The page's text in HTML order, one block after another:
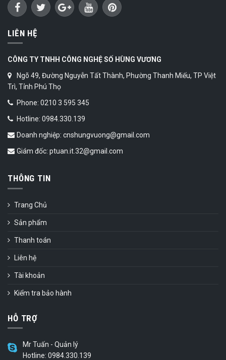
LIÊN HỆ
CÔNG TY TNHH CÔNG NGHỆ SỐ HÙNG VƯƠNG
Ngõ 49, Đường Nguyễn Tất Thành, Phường Thanh Miếu, TP Việt
Trì, Tỉnh Phú Thọ
Phone: 0210 3 595 345
Hotline: 0984.330.139
Doanh nghiệp: cnshungvuong@gmail.com
Giám đốc: ptuan.it.32@gmail.com
THÔNG TIN
Trang Chủ
Sản phẩm
Thanh toán
Liên hệ
Tài khoản
Kiểm tra bảo hành
HỖ TRỢ
Mr Tuấn - Quản lý
Hotline: 0984.330.139